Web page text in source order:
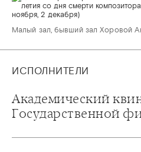
Малый зал, бывший зал Хоровой
ИСПОЛНИТЕЛИ
Академический
Государственной